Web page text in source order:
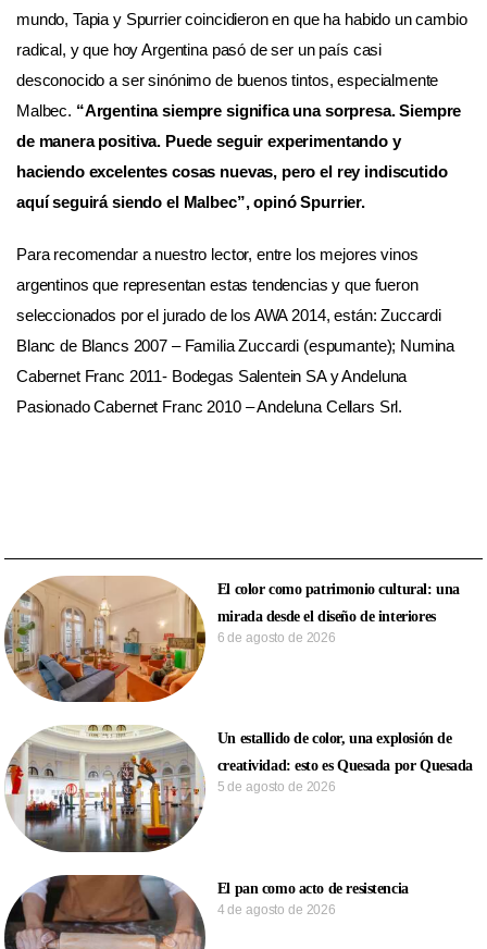
mundo, Tapia y Spurrier coincidieron en que ha habido un cambio
radical, y que hoy Argentina pasó de ser un país casi
desconocido a ser sinónimo de buenos tintos, especialmente
Malbec. “Argentina siempre significa una sorpresa. Siempre
de manera positiva. Puede seguir experimentando y
haciendo excelentes cosas nuevas, pero el rey indiscutido
aquí seguirá siendo el Malbec”, opinó Spurrier.
Para recomendar a nuestro lector, entre los mejores vinos
argentinos que representan estas tendencias y que fueron
seleccionados por el jurado de los AWA 2014, están: Zuccardi
Blanc de Blancs 2007 – Familia Zuccardi (espumante); Numina
Cabernet Franc 2011- Bodegas Salentein SA y Andeluna
Pasionado Cabernet Franc 2010 – Andeluna Cellars Srl.
El color como patrimonio cultural: una
mirada desde el diseño de interiores
6 de agosto de 2026
Un estallido de color, una explosión de
creatividad: esto es Quesada por Quesada
5 de agosto de 2026
El pan como acto de resistencia
4 de agosto de 2026